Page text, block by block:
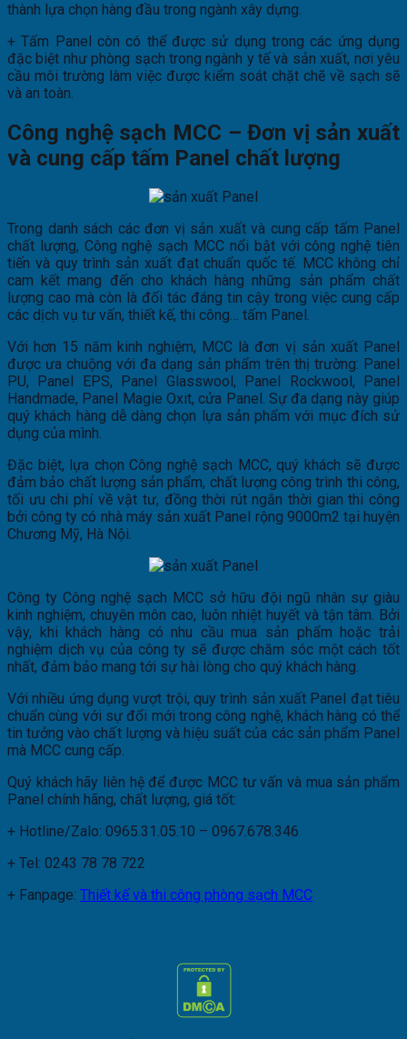
thành lựa chọn hàng đầu trong ngành xây dựng.
+ Tấm Panel còn có thể được sử dụng trong các ứng dụng
đặc biệt như phòng sạch trong ngành y tế và sản xuất, nơi yêu
cầu môi trường làm việc được kiểm soát chặt chẽ về sạch sẽ
và an toàn.
Công nghệ sạch MCC – Đơn vị sản xuất
và cung cấp tấm Panel chất lượng
Trong danh sách các đơn vị sản xuất và cung cấp tấm Panel
chất lượng, Công nghệ sạch MCC nổi bật với công nghệ tiên
tiến và quy trình sản xuất đạt chuẩn quốc tế. MCC không chỉ
cam kết mang đến cho khách hàng những sản phẩm chất
lượng cao mà còn là đối tác đáng tin cậy trong việc cung cấp
các dịch vụ tư vấn, thiết kế, thi công… tấm Panel.
Với hơn 15 năm kinh nghiệm, MCC là đơn vị sản xuất Panel
được ưa chuộng với đa dạng sản phẩm trên thị trường: Panel
PU, Panel EPS, Panel Glasswool, Panel Rockwool, Panel
Handmade, Panel Magie Oxit, cửa Panel. Sự đa dạng này giúp
quý khách hàng dễ dàng chọn lựa sản phẩm với mục đích sử
dụng của mình.
Đặc biệt, lựa chọn Công nghệ sạch MCC, quý khách sẽ được
đảm bảo chất lượng sản phẩm, chất lượng công trình thi công,
tối ưu chi phí về vật tư, đồng thời rút ngắn thời gian thi công
bởi công ty có nhà máy sản xuất Panel rộng 9000m2 tại huyện
Chương Mỹ, Hà Nội.
Công ty Công nghệ sạch MCC sở hữu đội ngũ nhân sự giàu
kinh nghiệm, chuyên môn cao, luôn nhiệt huyết và tận tâm. Bởi
vậy, khi khách hàng có nhu cầu mua sản phẩm hoặc trải
nghiệm dịch vụ của công ty sẽ được chăm sóc một cách tốt
nhất, đảm bảo mang tới sự hài lòng cho quý khách hàng.
Với nhiều ứng dụng vượt trội, quy trình sản xuất Panel đạt tiêu
chuẩn cùng với sự đổi mới trong công nghệ, khách hàng có thể
tin tưởng vào chất lượng và hiệu suất của các sản phẩm Panel
mà MCC cung cấp.
Quý khách hãy liên hệ để được MCC tư vấn và mua sản phẩm
Panel chính hãng, chất lượng, giá tốt:
+ Hotline/Zalo: 0965.31.05.10 – 0967.678.346
+ Tel: 0243 78 78 722
+ Fanpage: Thiết kế và thi công phòng sạch MCC